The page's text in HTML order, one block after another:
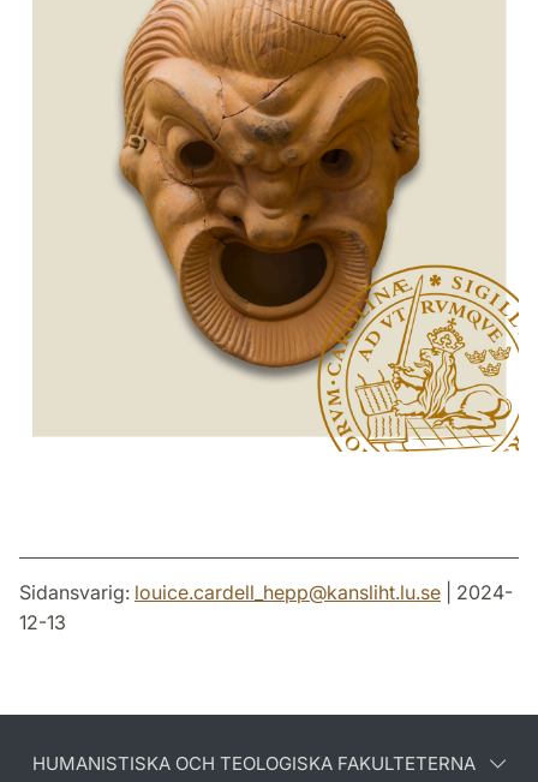
Sidansvarig: louice.cardell_hepp@kansliht.lu.se | 2024-
12-13
HUMANISTISKA OCH TEOLOGISKA FAKULTETERNA